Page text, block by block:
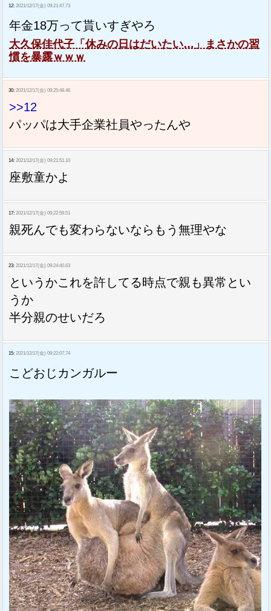
12: 2021/12/17(金) 09:21:47.73
年金18万って貰いすぎやろ
大久保佳代子「休みの日はだいたい…」まさかの習
慣を暴露ｗｗｗ
30: 2021/12/17(金) 09:25:48.46
>>12
パッパは大手企業社員やったんや
14: 2021/12/17(金) 09:21:51.10
座敷童かよ
17: 2021/12/17(金) 09:22:59.51
親死んでも変わらないならもう無理やな
23: 2021/12/17(金) 09:24:40.63
というかこれを許してる時点で親も異常とい
うか
半分親のせいだろ
15: 2021/12/17(金) 09:22:07.74
こどおじカンガルー